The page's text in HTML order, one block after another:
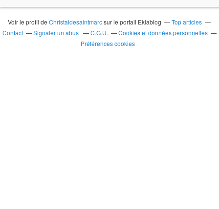
Voir le profil deChristaldesaintmarcsur le portail Eklablog
Top articles
Contact
Signaler un abus C.G.U.
Cookies et données personnelles
Préférences cookies